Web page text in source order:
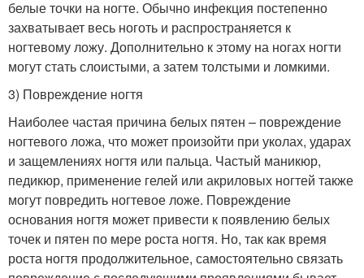
белые точки на ногте. Обычно инфекция постепенно
захватывает весь ноготь и распространяется к
ногтевому ложу. Дополнительно к этому на ногах ногти
могут стать слоистыми, а затем толстыми и ломкими.
3) Повреждение ногтя
Наиболее частая причина белых пятен – повреждение
ногтевого ложа, что может произойти при уколах, ударах
и защемлениях ногтя или пальца. Частый маникюр,
педикюр, применение гелей или акриловых ногтей также
могут повредить ногтевое ложе. Повреждение
основания ногтя может привести к появлению белых
точек и пятен по мере роста ногтя. Но, так как время
роста ногтя продолжительное, самостоятельно связать